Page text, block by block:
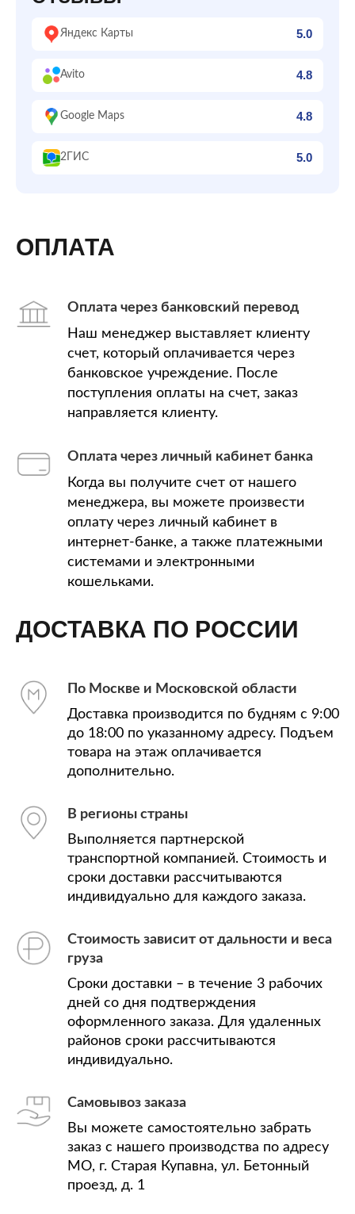
Яндекс Карты 5.0
Avito 4.8
Google Maps 4.8
2ГИС 5.0
ОПЛАТА
Оплата через банковский перевод
Наш менеджер выставляет клиенту
счет, который оплачивается через
банковское учреждение. После
поступления оплаты на счет, заказ
направляется клиенту.
Оплата через личный кабинет банка
Когда вы получите счет от нашего
менеджера, вы можете произвести
оплату через личный кабинет в
интернет-банке, а также платежными
системами и электронными
кошельками.
ДОСТАВКА ПО РОССИИ
По Москве и Московской области
Доставка производится по будням с 9:00
до 18:00 по указанному адресу. Подъем
товара на этаж оплачивается
дополнительно.
В регионы страны
Выполняется партнерской
транспортной компанией. Стоимость и
сроки доставки рассчитываются
индивидуально для каждого заказа.
Стоимость зависит от дальности и веса
груза
Сроки доставки – в течение 3 рабочих
дней со дня подтверждения
оформленного заказа. Для удаленных
районов сроки рассчитываются
индивидуально.
Самовывоз заказа
Вы можете самостоятельно забрать
заказ с нашего производства по адресу
МО, г. Старая Купавна, ул. Бетонный
проезд, д. 1